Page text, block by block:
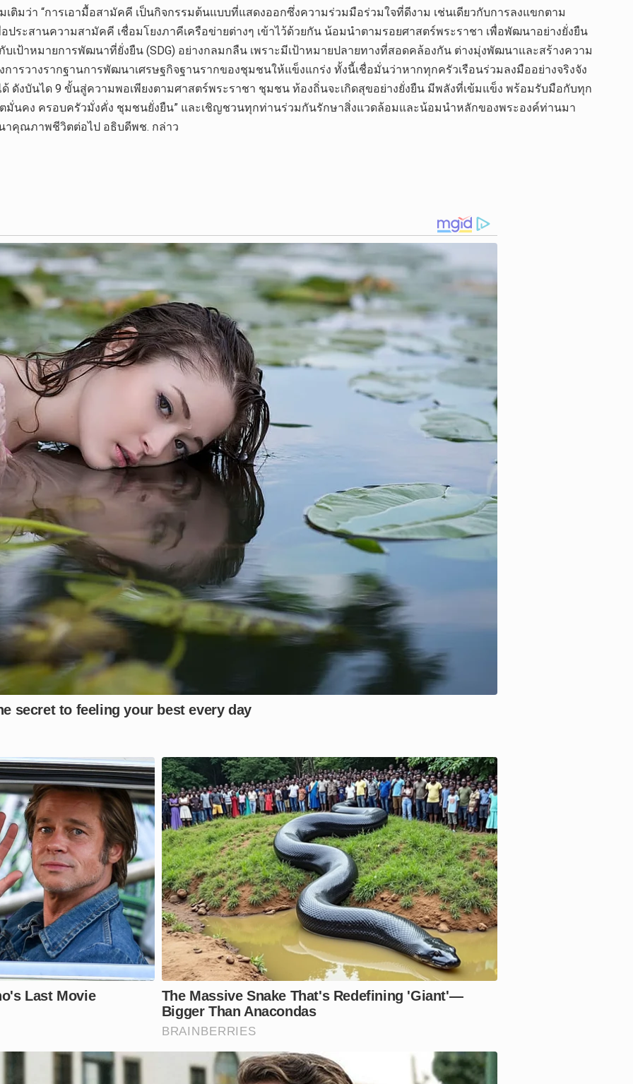
มว่า “การเอามื้อสามัคคี เป็นกิจกรรมต้นแบบที่แสดงออกซึ่งความร่วมมือร่วมใจที่ดีงาม เช่นเดียวกับการลงแขกตาม
ประสานความสามัคคี เชื่อมโยงภาคีเครือข่ายต่างๆ เข้าไว้ด้วยกัน น้อมนำตามรอยศาสตร์พระราชา เพื่อพัฒนาอย่างยั่งยืน
เป้าหมายการพัฒนาที่ยั่งยืน (SDG) อย่างกลมกลืน เพราะมีเป้าหมายปลายทางที่สอดคล้องกัน ต่างมุ่งพัฒนาและสร้างความ
ารวางรากฐานการพัฒนาเศรษฐกิจฐานรากของชุมชนให้แข็งแกร่ง ทั้งนี้เชื่อมั่นว่าหากทุกครัวเรือนร่วมลงมืออย่างจริงจัง
ดังบันได 9 ขั้นสู่ความพอเพียงตามศาสตร์พระราชา ชุมชน ท้องถิ่นจะเกิดสุขอย่างยั่งยืน มีพลังที่เข้มแข็ง พร้อมรับมือกับทุก
มั่นคง ครอบครัวมั่งคั่ง ชุมชนยั่งยืน” และเชิญชวนทุกท่านร่วมกันรักษาสิ่งแวดล้อมและน้อมนำหลักของพระองค์ท่านมา
คุณภาพชีวิตต่อไป อธิบดีพช. กล่าว